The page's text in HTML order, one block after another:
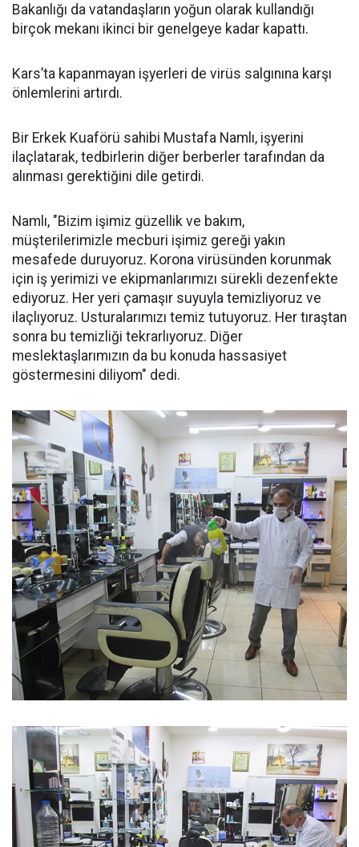
Bakanlığı da vatandaşların yoğun olarak kullandığı
birçok mekanı ikinci bir genelgeye kadar kapattı.
Kars’ta kapanmayan işyerleri de virüs salgınına karşı
önlemlerini artırdı.
Bir Erkek Kuaförü sahibi Mustafa Namlı, işyerini
ilaçlatarak, tedbirlerin diğer berberler tarafından da
alınması gerektiğini dile getirdi.
Namlı, "Bizim işimiz güzellik ve bakım,
müşterilerimizle mecburi işimiz gereği yakın
mesafede duruyoruz. Korona virüsünden korunmak
için iş yerimizi ve ekipmanlarımızı sürekli dezenfekte
ediyoruz. Her yeri çamaşır suyuyla temizliyoruz ve
ilaçlıyoruz. Usturalarımızı temiz tutuyoruz. Her tıraştan
sonra bu temizliği tekrarlıyoruz. Diğer
meslektaşlarımızın da bu konuda hassasiyet
göstermesini diliyom" dedi.